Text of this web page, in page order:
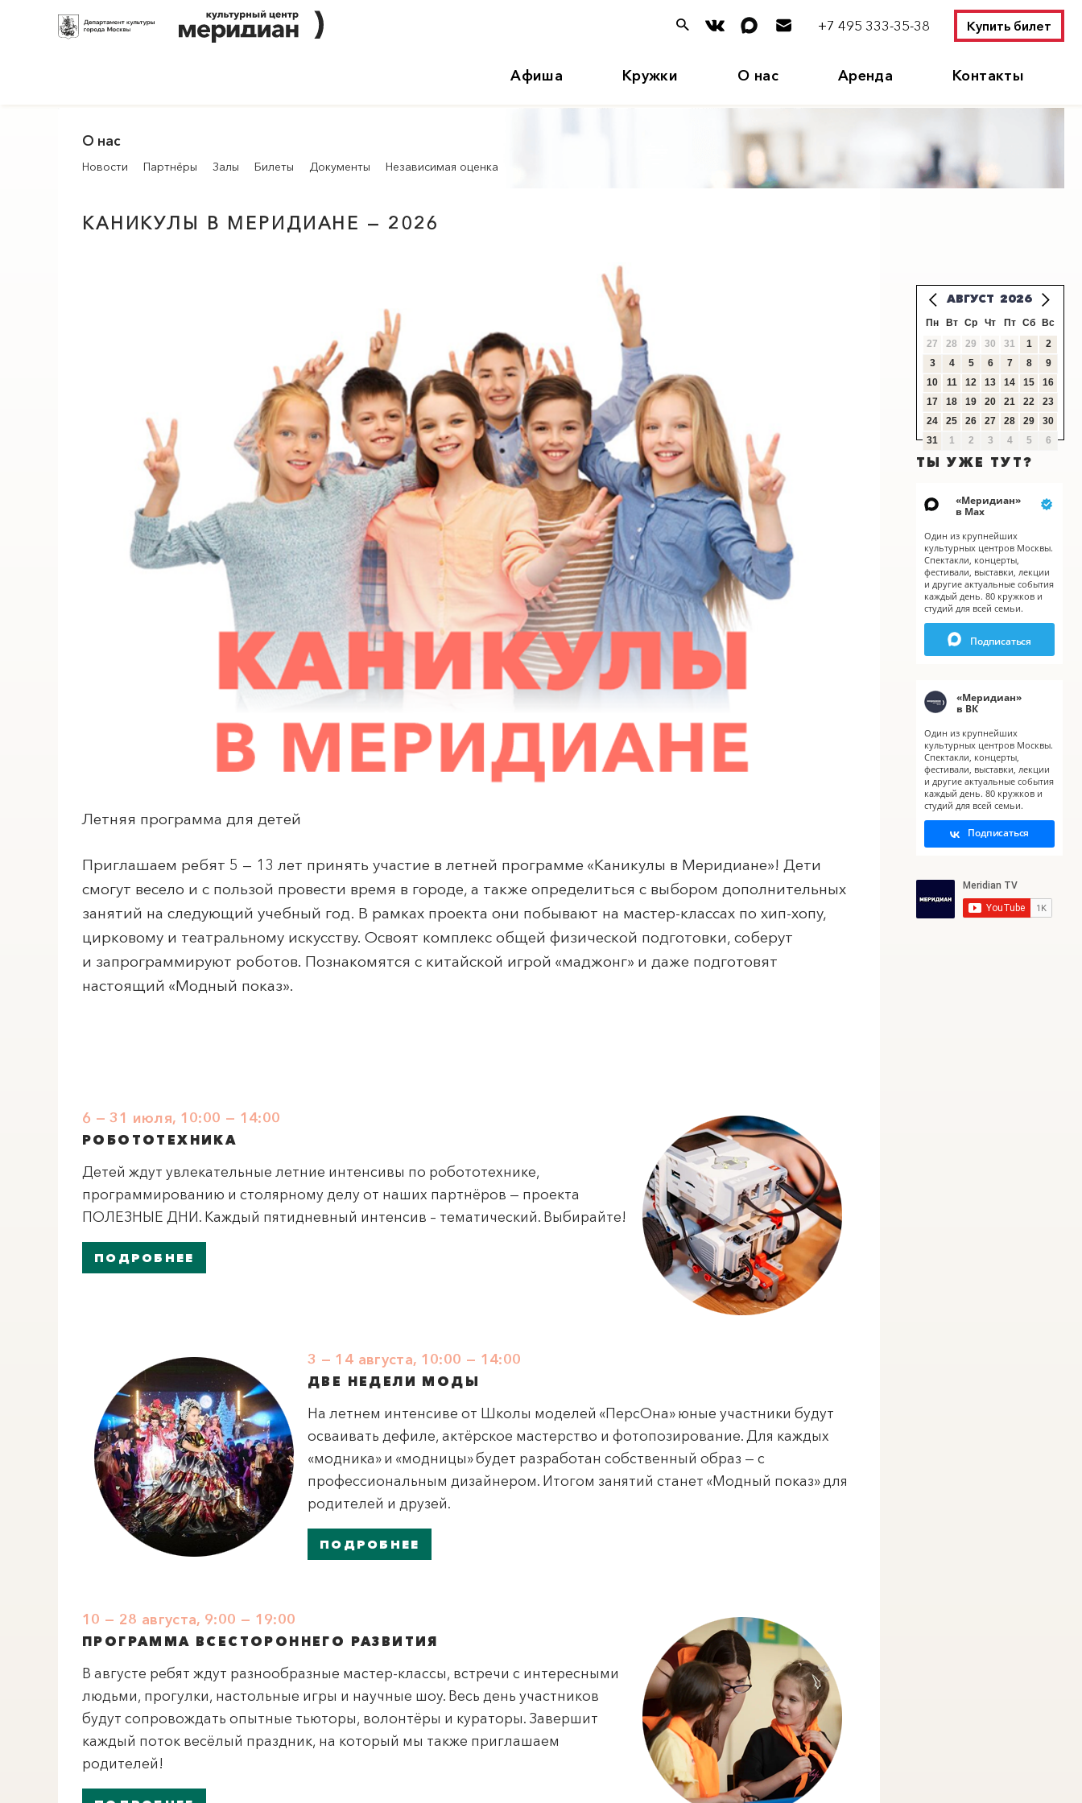
+7 495 333-35-38 Купить билет
Афиша Кружки О нас Аренда Контакты
ПОИСК ПО МЕРОПРИЯТИЯМ X
О нас
Новости Партнёры Залы Билеты Документы Независимая оценка
КАНИКУЛЫ В МЕРИДИАН Е — 2026
Летняя программа для детей
Приглашаем ребят 5 — 13 лет принять участие в летней программе «Каникулы в Меридиане»! Дети
смогут весело и с пользой провести время в городе, а также определиться с выбором дополнительных
занятий на следующий учебный год. В рамках проекта они побывают на мастер-классах по хип-хопу,
цирковому и театральному искусству. Освоят комплекс общей физической подготовки, соберут
и запрограммируют роботов. Познакомятся с китайской игрой «маджонг» и даже подготовят
настоящий «Модный показ».
6 — 31 июля, 10:00 — 14:00
РОБОТОТЕХНИКА
Детей ждут увлекательные летние интенсивы по робототехнике,
программированию и столярному делу от наших партнёров — проекта
ПОЛЕЗНЫЕ ДНИ. Каждый пятидневный интенсив – тематический. Выбирайте!
ПОДРОБНЕЕ
3 — 14 августа, 10:00 — 14:00
ДВЕ НЕДЕЛИ МОДЫ
На летнем интенсиве от Школы моделей «ПерсОна» юные участники будут
осваивать дефиле, актёрское мастерство и фотопозирование. Для каждых
«модника» и «модницы» будет разработан собственный образ — с
профессиональным дизайнером. Итогом занятий станет «Модный показ» для
родителей и друзей.
ПОДРОБНЕЕ
10 — 28 августа, 9:00 — 19:00
ПРОГРАММА ВСЕСТОРОННЕГО РАЗВИТИЯ
В августе ребят ждут разнообразные мастер-классы, встречи с интересными
людьми, прогулки, настольные игры и научные шоу. Весь день участников
будут сопровождать опытные тьюторы, волонтёры и кураторы. Завершит
каждый поток весёлый праздник, на который мы также приглашаем
родителей!
АВГУСТ 2026
Пн Вт Ср Чт Пт Сб
Вс
27
28 29 30 31 1
2
3
4 5 6 7 8
9
10
11 12 13 14 15
16
17
18 19 20 21 22
23
24
25 26 27 28 29
30
31
1 2 3 4 5 6
ТЫ УЖЕ ТУТ?
«Меридиан»
в Мах
Один из крупнейших
культурных центров Москвы.
Спектакли, концерты,
фестивали, выставки, лекции
и другие актуальные события
каждый день. 80 кружков и
студий для всей семьи.
Подписаться
«Меридиан»
в ВК
Один из крупнейших
культурных центров Москвы.
Спектакли, концерты,
фестивали, выставки, лекции
и другие актуальные события
каждый день. 80 кружков и
студий для всей семьи.
Подписаться